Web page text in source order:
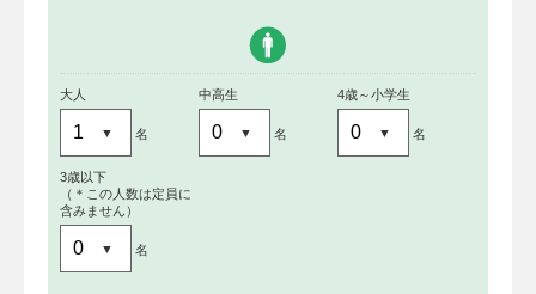
大人
名
中高生
名
4歳～小学生
名
3歳以下
（＊この人数は定員に
含みません）
名